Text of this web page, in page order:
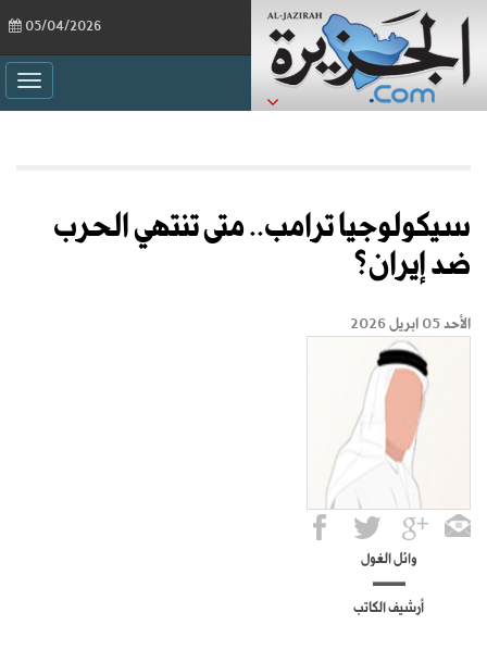
سيكولوجيا ترامب.. متى تنتهي الحرب
ضد إيران؟
الأحد 05 ابريل 2026
وائل الغول
أرشيف الكاتب